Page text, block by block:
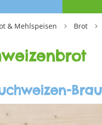
& Mehlspeisen Brot